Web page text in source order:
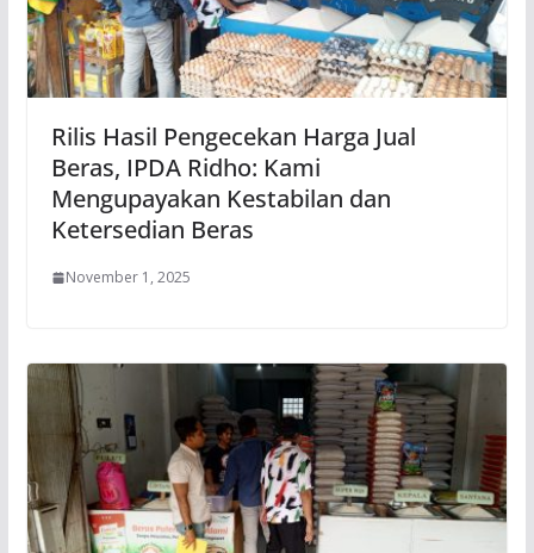
Rilis Hasil Pengecekan Harga Jual
Beras, IPDA Ridho: Kami
Mengupayakan Kestabilan dan
Ketersedian Beras
November 1, 2025